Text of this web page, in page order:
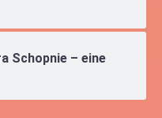
Schopnie – eine